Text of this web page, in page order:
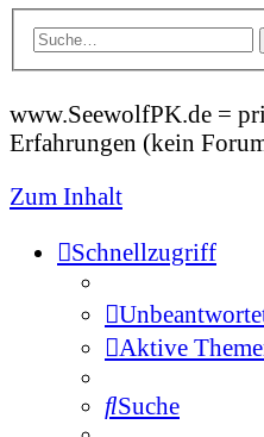
www.SeewolfPK.de =
Erfahrungen (kein
Zum Inhalt
Schnellzugriff
Aktive
Suche